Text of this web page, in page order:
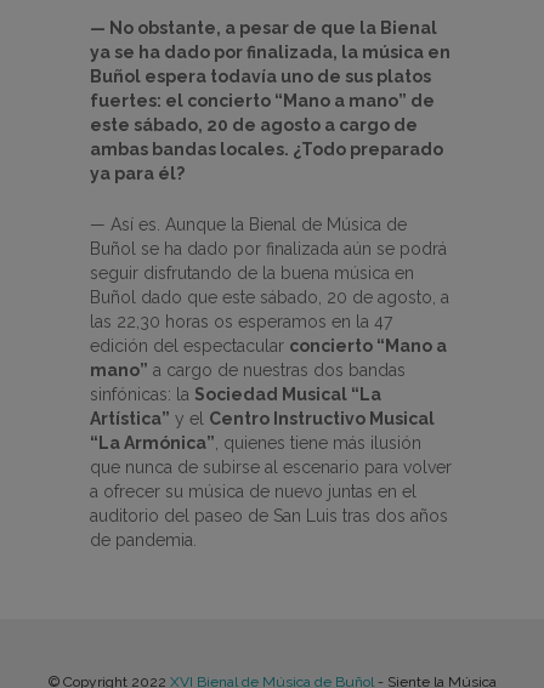
— No obstante, a pesar de que la Bienal
ya se ha dado por finalizada, la música en
Buñol espera todavía uno de sus platos
fuertes: el concierto “Mano a mano” de
este sábado, 20 de agosto a cargo de
ambas bandas locales. ¿Todo preparado
ya para él?
— Así es. Aunque la Bienal de Música de
Buñol se ha dado por finalizada aún se podrá
seguir disfrutando de la buena música en
Buñol dado que este sábado, 20 de agosto, a
las 22,30 horas os esperamos en la 47
edición del espectacular concierto “Mano a
mano” a cargo de nuestras dos bandas
sinfónicas: la Sociedad Musical “La
Artística” y el Centro Instructivo Musical
“La Armónica” , quienes tiene más ilusión
que nunca de subirse al escenario para volver
a ofrecer su música de nuevo juntas en el
auditorio del paseo de San Luis tras dos años
de pandemia.
© Copyright 2022 XVI Bienal de Música de Buñol- Siente la Música